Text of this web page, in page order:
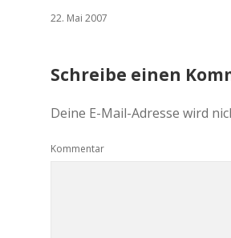
22. Mai 2007
Schreibe einen
Deine E-Mail-Adresse wird
Kommentar